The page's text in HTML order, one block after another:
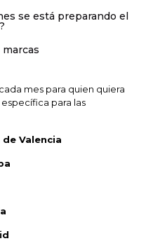
se está preparando el
mes para quien quiera
para las
Valencia